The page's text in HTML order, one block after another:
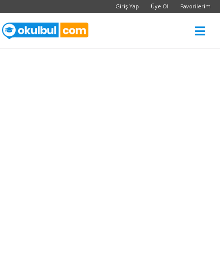
Giriş Yap Üye Ol Favorilerim